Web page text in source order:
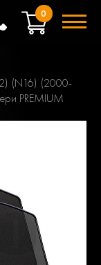
0
(N16) (2000-
PREMIUM